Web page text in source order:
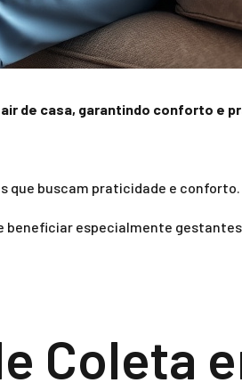
de casa, garantindo conforto e
que buscam praticidade e conforto.
beneficiar especialmente
Coleta